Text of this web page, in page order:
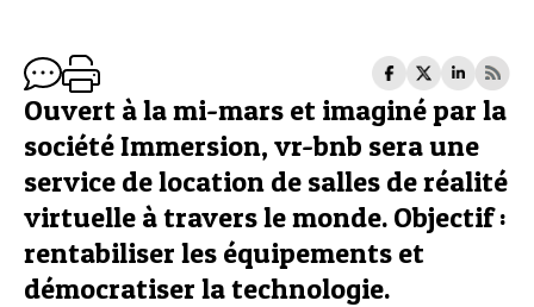
Ouvert à la mi-mars et imaginé par la
société Immersion, vr-bnb sera une
service de location de salles de réalité
virtuelle à travers le monde. Objectif :
rentabiliser les équipements et
démocratiser la technologie.